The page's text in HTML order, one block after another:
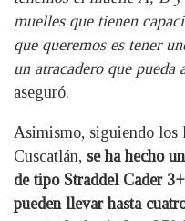
muelles que tienen
que queremos es tener
un atracadero que pueda
aseguró.
Asimismo, siguiendo los
Cuscatlán, se ha hecho
de tipo Straddel Cader
pueden llevar hasta